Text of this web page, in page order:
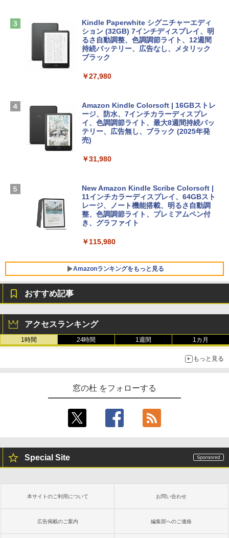
Apple 2026 MacBook Air M5チップ搭載
13インチノートブック：AIとApple Intell
igence、13.6インチLiquid Retinaディ
スプレイ、24GBユニファイドメモリ、1
ームカメラ、日本語キーボード、Touch I
￥298,901
【Amazon.co.jp限定】 HP ノートパソコ
ン 15-fd 15.6インチ 16GBメモリ 512GB
FMV ノートパソコン WE1-K3 (MS 365 P
ersonal/Copilotキー搭載/Win 11/15.6型/
Core i5/16GB/SSD 512GB/ホワイト) FM
VWK3E15W_AZ
￥139,880
インゲームコード】 ロブロックス | オン
ラインコード版
￥3,200
Robloxギフトカード - 1000 Robux 【限
ラインコード版
￥1,600
ト): Java & Bedrock Edition | オンライ
￥3,600
にもKindle出版にも！ 非エンジニアのた
めのAIコーディング入門シリーズ
￥99
1冊ですべて身につくHTML & CSSとWe
￥2,326
FM TOWNS ハイパー・カタログ: 本体ハ
ェクトリストと最新エミュレータ紹介
Kindle Paperwhite シグニチャーエディ
ション (32GB) 7インチディスプレイ、明
るさ自動調整、色調調節ライト、12週間
持続バッテリー、広告なし、メタリック
ブラック
￥27,980
Amazon Kindle Colorsoft | 16GBストレ
ージ、防水、7インチカラーディスプレ
イ、色調調節ライト、最大8週間持続バッ
テリー、広告無し、ブラック (2025年発
売)
￥31,980
New Amazon Kindle Scribe Colorsoft |
11インチカラーディスプレイ、64GBスト
レージ、ノート機能搭載、明るさ自動調
整、色調調節ライト、プレミアムペン付
き、グラファイト
￥115,980
Amazonランキングをもっと見る
おすすめ記事
アクセスランキング
1時間 24時間 1週間 1カ月
もっと見る
窓の杜 をフォローする
Special Site
本サイトのご利用について お問い合わせ
広告掲載のご案内 編集部へのご連絡